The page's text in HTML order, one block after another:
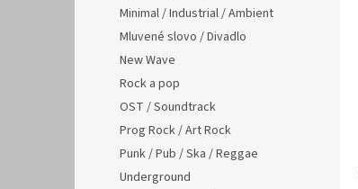
Minimal / Industrial / Ambient
Mluvené slovo / Divadlo
New Wave
Rock a pop
OST / Soundtrack
Prog Rock / Art Rock
Punk / Pub / Ska / Reggae
Underground